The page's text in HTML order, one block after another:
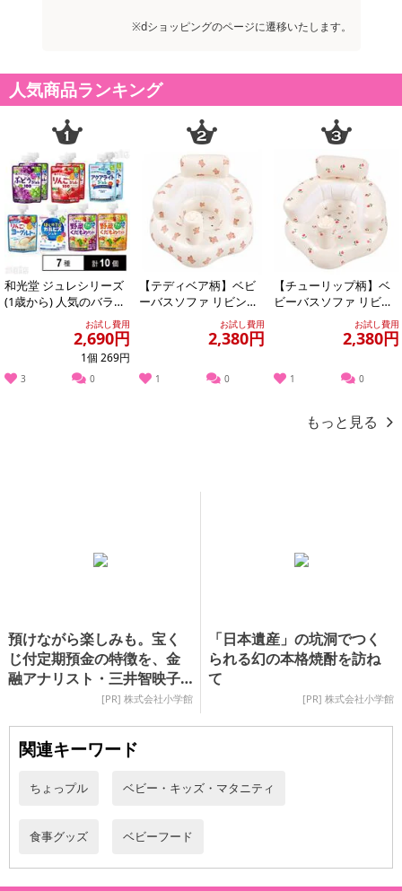
※dショッピングのページに遷移いたします。
人気商品ランキング
和光堂 ジュレシリーズ
(1歳から) 人気のバラエ
ティ7種計10個 セット
お試し費用
2,690円
1個 269円
3 0
【テディベア柄】ベビ
ーバスソファ リビン
お試し費用
2,380円
1 0
【チューリップ柄】ベ
ビーバスソファ リビン
お試し費用
2,380円
1 0
もっと見る
預けながら楽しみも。宝く
じ付定期預金の特徴を、金
融アナリスト・三井智映子
さんの視点を交えて紹介
[PR] 株式会社小学館
「日本遺産」の坑洞でつく
られる幻の本格焼酎を訪ね
て
[PR] 株式会社小学館
関連キーワード
ちょっプル ベビー・キッズ・マタニティ
食事グッズ ベビーフード